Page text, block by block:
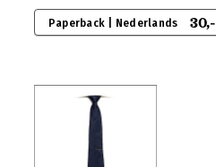
Paperback | Nederlands 30,-